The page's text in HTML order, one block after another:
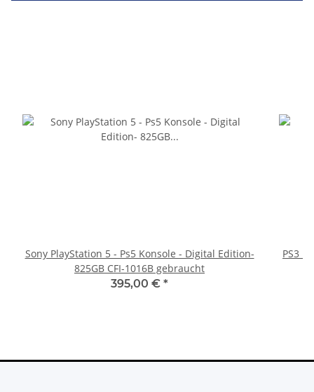
Sony PlayStation 5 - Ps5 Konsole - Digital Edition-
825GB CFI-1016B gebraucht
395,00 € *
PS3